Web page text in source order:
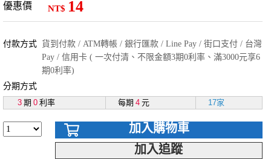
優惠價 NT$ 14
付款方式 貨到付款 / ATM轉帳 / 銀行匯款 / Line Pay / 街口支付 / 台灣
Pay / 信用卡 ( 一次付清、不限金額3期0利率、滿3000元享6
期0利率)
分期方式
3 期 0 利率 每期 4 元 17家
加入購物車
加入追蹤